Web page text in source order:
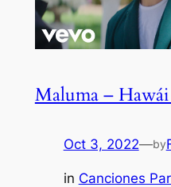
Maluma –
Oct 3, 2022—by
in Canciones